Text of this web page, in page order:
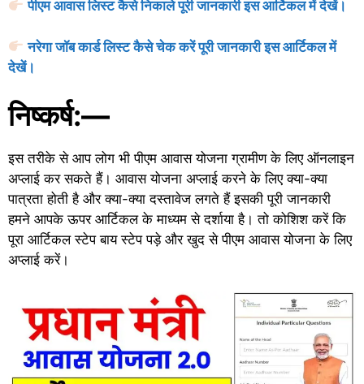
पीएम आवास लिस्ट कैसे निकाले पूरी जानकारी इस आर्टिकल में देखें।
नरेगा जॉब कार्ड लिस्ट कैसे चेक करें पूरी जानकारी इस आर्टिकल में
देखें।
निष्कर्ष:—
इस तरीके से आप लोग भी पीएम आवास योजना ग्रामीण के लिए ऑनलाइन
अप्लाई कर सकते हैं। आवास योजना अप्लाई करने के लिए क्या-क्या
पात्रता होती है और क्या-क्या दस्तावेज लगते हैं इसकी पूरी जानकारी
हमने आपके ऊपर आर्टिकल के माध्यम से दर्शाया है। तो कोशिश करें कि
पूरा आर्टिकल स्टेप बाय स्टेप पड़े और खुद से पीएम आवास योजना के लिए
अप्लाई करें।